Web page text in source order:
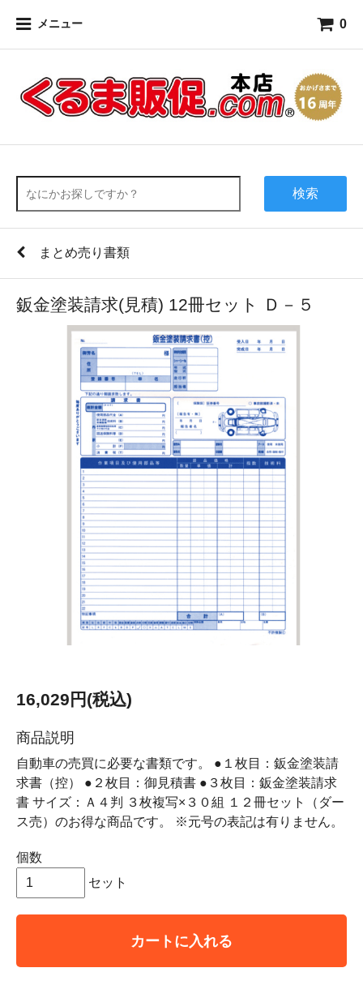
メニュー 0
検索
まとめ売り書類
鈑金塗装請求(見積) 12冊セット Ｄ－５
16,029円(税込)
商品説明
自動車の売買に必要な書類です。 ●１枚目：鈑金塗装請
求書（控） ●２枚目：御見積書 ●３枚目：鈑金塗装請求
書 サイズ：Ａ４判 ３枚複写×３０組 １２冊セット（ダー
ス売）のお得な商品です。 ※元号の表記は有りません。
個数
セット
カートに入れる